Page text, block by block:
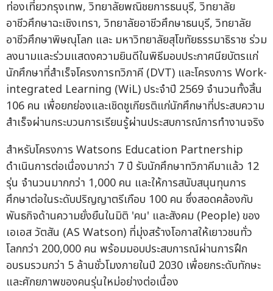
ท่องเที่ยวกรุงเทพ, วิทยาลัยพณิชยการธนบุรี, วิทยาลัย
อาชีวศึกษาฉะเชิงเทรา, วิทยาลัยอาชีวศึกษาธนบุรี, วิทยาลัย
อาชีวศึกษาพิษณุโลก และ มหาวิทยาลัยสุโขทัยธรรมาธิราช ร่วม
ลงนามและร่วมแสดงความยินดีในพิธีมอบประกาศนียบัตรแก่
นักศึกษาที่สำเร็จโครงการทวิภาคี (DVT) และโครงการ Work-
integrated Learning (WiL) ประจำปี 2569 จำนวนทั้งสิ้น
106 คน เพื่อยกย่องและเชิดชูเกียรติแก่นักศึกษาที่ประสบความ
สำเร็จผ่านกระบวนการเรียนรู้ผ่านประสบการณ์การทำงานจริง
สำหรับโครงการ Watsons Education Partnership
ดำเนินการต่อเนื่องมากว่า 7 ปี รับนักศึกษาทวิภาคีมาแล้ว 12
รุ่น จำนวนมากกว่า 1,000 คน และให้การสนับสนุนทุนการ
ศึกษาต่อในระดับปริญญาตรีเกือบ 100 คน ซึ่งสอดคล้องกับ
พันธกิจด้านความยั่งยืนในมิติ 'คน' และสังคม (People) ของ
เอเอส วัตสัน (AS Watson) ที่มุ่งสร้างโอกาสให้เยาวชนทั่ว
โลกกว่า 200,000 คน พร้อมมอบประสบการณ์ผ่านการฝึก
อบรมรวมกว่า 5 ล้านชั่วโมงภายในปี 2030 เพื่อยกระดับทักษะ
และศักยภาพของคนรุ่นใหม่อย่างต่อเนื่อง